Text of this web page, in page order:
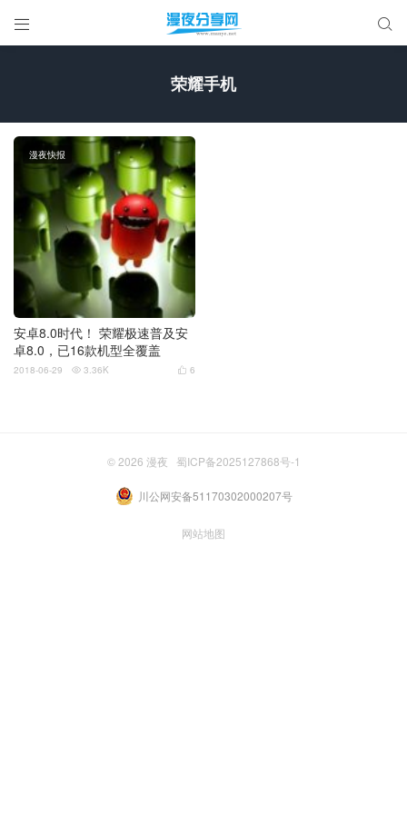
 
荣耀手机
安卓8.0时代！ 荣耀极速普及安
卓8.0，已16款机型全覆盖
漫夜快报
 6
2018-06-29  3.36K
© 2026 漫夜 蜀ICP备2025127868号-1
川公网安备51170302000207号
网站地图